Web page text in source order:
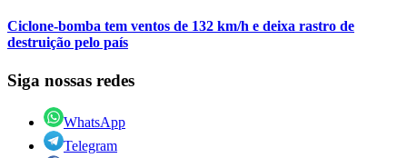
Ciclone-bomba tem ventos de 132 km/h e deixa rastro de
destruição pelo país
Siga nossas redes
WhatsApp
Telegram